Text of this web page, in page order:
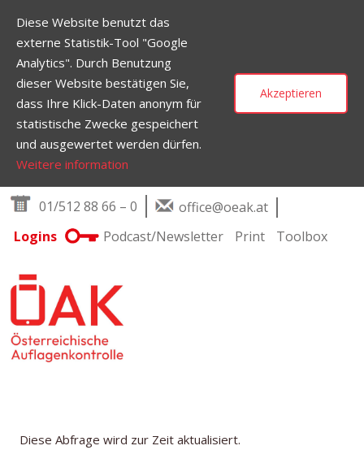
Skip to content
01/512 88 66 – 0
office@oeak.at
Logins
Podcast/Newsletter Print Toolbox
Main Navigation
Diese Abfrage wird zur Zeit aktualisiert.
Diese Website benutzt das
externe Statistik-Tool "Google
Analytics". Durch Benutzung
dieser Website bestätigen Sie,
dass Ihre Klick-Daten anonym für
statistische Zwecke gespeichert
und ausgewertet werden dürfen.
Weitere information
Akzeptieren